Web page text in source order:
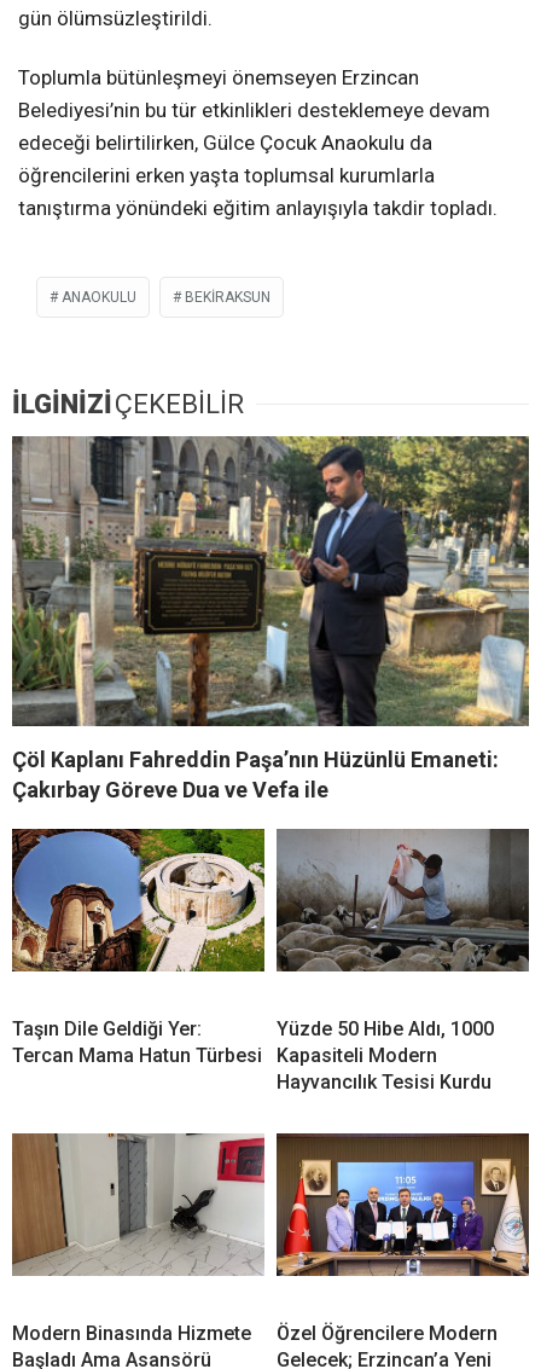
gün ölümsüzleştirildi.
Toplumla bütünleşmeyi önemseyen Erzincan
Belediyesi’nin bu tür etkinlikleri desteklemeye devam
edeceği belirtilirken, Gülce Çocuk Anaokulu da
öğrencilerini erken yaşta toplumsal kurumlarla
tanıştırma yönündeki eğitim anlayışıyla takdir topladı.
ANAOKULU BEKIRAKSUN
İLGİNİZİÇEKEBİLİR
Çöl Kaplanı Fahreddin Paşa’nın Hüzünlü Emaneti:
Çakırbay Göreve Dua ve Vefa ile
Taşın Dile Geldiği Yer:
Tercan Mama Hatun Türbesi
Yüzde 50 Hibe Aldı, 1000
Kapasiteli Modern
Hayvancılık Tesisi Kurdu
Modern Binasında Hizmete
Başladı Ama Asansörü
Özel Öğrencilere Modern
Gelecek; Erzincan’a Yeni